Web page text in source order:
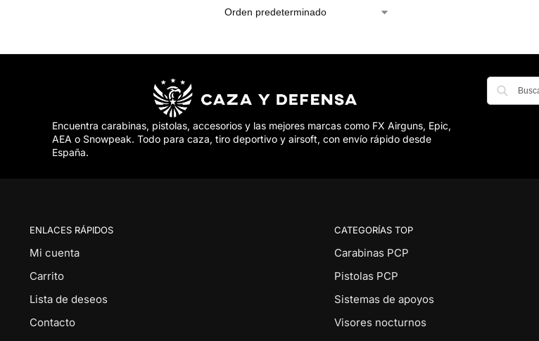
Encuentra carabinas, pistolas, accesorios y las mejores marcas como FX Airguns, Epic,
AEA o Snowpeak. Todo para caza, tiro deportivo y airsoft, con envío rápido desde
España.
ENLACES RÁPIDOS
Mi cuenta
Carrito
Lista de deseos
Contacto
CATEGORÍAS TOP
Carabinas PCP
Pistolas PCP
Sistemas de apoyos
Visores nocturnos